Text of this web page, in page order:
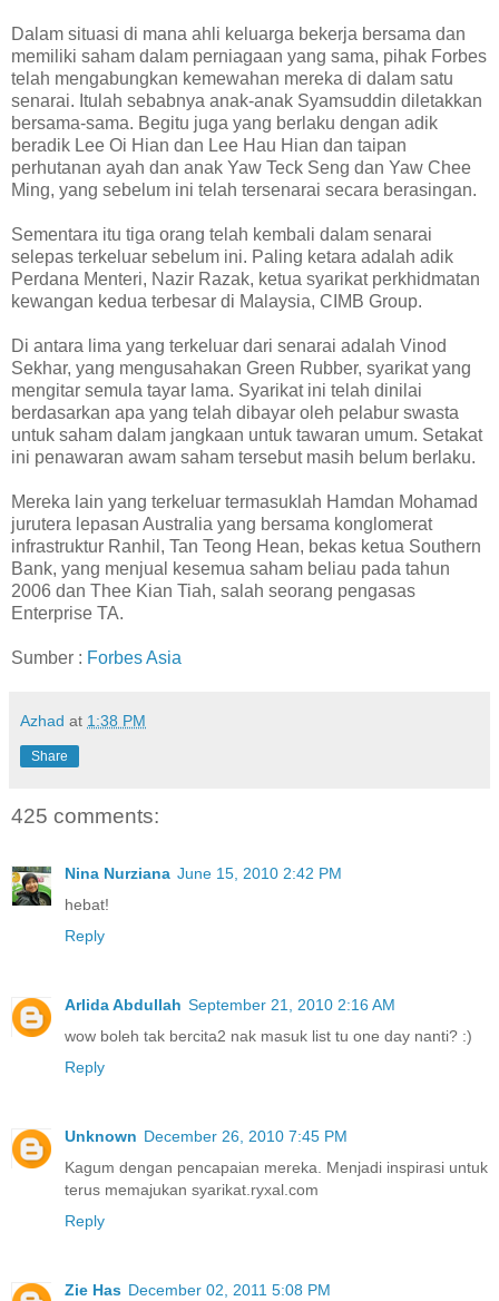
Dalam situasi di mana ahli keluarga bekerja bersama dan
memiliki saham dalam perniagaan yang sama, pihak Forbes
telah mengabungkan kemewahan mereka di dalam satu
senarai. Itulah sebabnya anak-anak Syamsuddin diletakkan
bersama-sama. Begitu juga yang berlaku dengan adik
beradik Lee Oi Hian dan Lee Hau Hian dan taipan
perhutanan ayah dan anak Yaw Teck Seng dan Yaw Chee
Ming, yang sebelum ini telah tersenarai secara berasingan.
Sementara itu tiga orang telah kembali dalam senarai
selepas terkeluar sebelum ini. Paling ketara adalah adik
Perdana Menteri, Nazir Razak, ketua syarikat perkhidmatan
kewangan kedua terbesar di Malaysia, CIMB Group.
Di antara lima yang terkeluar dari senarai adalah Vinod
Sekhar, yang mengusahakan Green Rubber, syarikat yang
mengitar semula tayar lama. Syarikat ini telah dinilai
berdasarkan apa yang telah dibayar oleh pelabur swasta
untuk saham dalam jangkaan untuk tawaran umum. Setakat
ini penawaran awam saham tersebut masih belum berlaku.
Mereka lain yang terkeluar termasuklah Hamdan Mohamad
jurutera lepasan Australia yang bersama konglomerat
infrastruktur Ranhil, Tan Teong Hean, bekas ketua Southern
Bank, yang menjual kesemua saham beliau pada tahun
2006 dan Thee Kian Tiah, salah seorang pengasas
Enterprise TA.
Sumber : Forbes Asia
Azhad at 1:38 PM
Share
425 comments:
Nina Nurziana June 15, 2010 2:42 PM
hebat!
Reply
Arlida Abdullah September 21, 2010 2:16 AM
wow boleh tak bercita2 nak masuk list tu one day nanti? :)
Reply
Unknown December 26, 2010 7:45 PM
Kagum dengan pencapaian mereka. Menjadi inspirasi untuk
terus memajukan syarikat.ryxal.com
Reply
Zie Has December 02, 2011 5:08 PM